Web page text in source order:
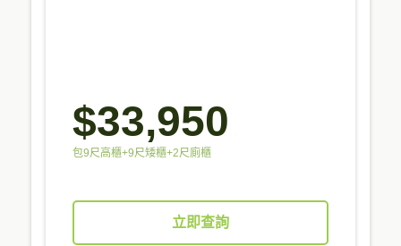
$33,950
包9尺高櫃+9尺矮櫃+2尺廁櫃
立即查詢